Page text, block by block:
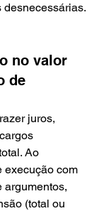
desnecessárias.
no valor
de
juros,
Ao
execução com
argumentos,
(total ou